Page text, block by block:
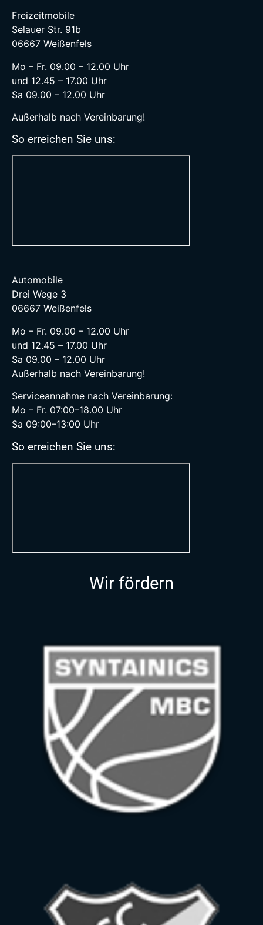
Freizeitmobile
Selauer Str. 91b
06667 Weißenfels
Mo – Fr. 09.00 – 12.00 Uhr
und 12.45 – 17.00 Uhr
Sa 09.00 – 12.00 Uhr
Außerhalb nach Vereinbarung!
So erreichen Sie uns:
Automobile
Drei Wege 3
06667 Weißenfels
Mo – Fr. 09.00 – 12.00 Uhr
und 12.45 – 17.00 Uhr
Sa 09.00 – 12.00 Uhr
Außerhalb nach Vereinbarung!
Serviceannahme nach Vereinbarung:
Mo – Fr. 07:00–18.00 Uhr
Sa 09:00–13:00 Uhr
So erreichen Sie uns:
Wir fördern